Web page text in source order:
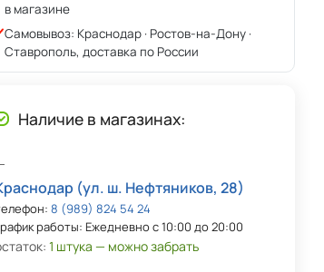
в магазине
Самовывоз: Краснодар · Ростов-на-Дону ·
Ставрополь, доставка по России
Наличие в магазинах:
(ул. ш. Нефтяников, 28)
8 (989) 824 54 24
работы: Ежедневно с 10:00 до 20:00
1 штука — можно забрать